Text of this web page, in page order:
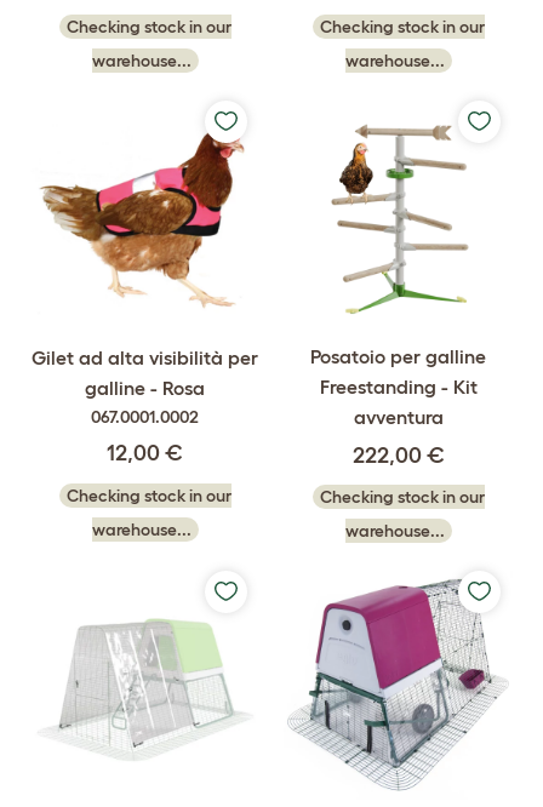
Checking stock in our
warehouse...
Checking stock in our
warehouse...
Gilet ad alta visibilità per
galline - Rosa
067.0001.0002
12,00 €
Checking stock in our
warehouse...
Posatoio per galline
Freestanding - Kit
avventura
222,00 €
Checking stock in our
warehouse...